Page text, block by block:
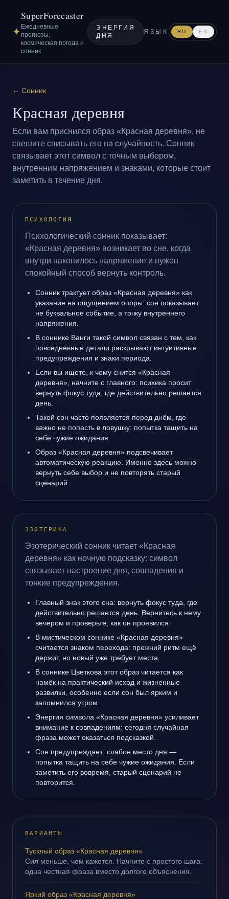
✦
SuperForecaster
Ежедневные
прогнозы,
космическая погода и
сонник
ЭНЕРГИЯ
ДНЯ
ЯЗЫК RU EN
← Сонник
Красная деревня
Если вам приснился образ «Красная деревня», не
спешите списывать его на случайность. Сонник
связывает этот символ с точным выбором,
внутренним напряжением и знаками, которые стоит
заметить в течение дня.
ПСИХОЛОГИЯ
Психологический сонник показывает:
«Красная деревня» возникает во сне, когда
внутри накопилось напряжение и нужен
спокойный способ вернуть контроль.
Сонник трактует образ «Красная деревня» как
указание на ощущением опоры: сон показывает
не буквальное событие, а точку внутреннего
напряжения.
В соннике Ванги такой символ связан с тем, как
повседневные детали раскрывают интуитивные
предупреждения и знаки периода.
Если вы ищете, к чему снится «Красная
деревня», начните с главного: психика просит
вернуть фокус туда, где действительно решается
день.
Такой сон часто появляется перед днём, где
важно не попасть в ловушку: попытка тащить на
себе чужие ожидания.
Образ «Красная деревня» подсвечивает
автоматическую реакцию. Именно здесь можно
вернуть себе выбор и не повторять старый
сценарий.
ЭЗОТЕРИКА
Эзотерический сонник читает «Красная
деревня» как ночную подсказку: символ
связывает настроение дня, совпадения и
тонкие предупреждения.
Главный знак этого сна: вернуть фокус туда, где
действительно решается день. Вернитесь к нему
вечером и проверьте, как он проявился.
В мистическом соннике «Красная деревня»
считается знаком перехода: прежний ритм ещё
держит, но новый уже требует места.
В соннике Цветкова этот образ читается как
намёк на практический исход и жизненные
развилки, особенно если сон был ярким и
запомнился утром.
Энергия символа «Красная деревня» усиливает
внимание к совпадениям: сегодня случайная
фраза может оказаться подсказкой.
Сон предупреждает: слабое место дня —
попытка тащить на себе чужие ожидания. Если
заметить его вовремя, старый сценарий не
повторится.
ВАРИАНТЫ
Тусклый образ «Красная деревня»
Сил меньше, чем кажется. Начните с простого шага:
одна честная фраза вместо долгого объяснения.
Яркий образ «Красная деревня»